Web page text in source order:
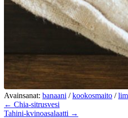
Avainsanat: banaani /kookosmaito /
← Chia-sitrusvesi
Tahini-kvinoasalaatti →